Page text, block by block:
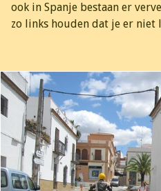
ook in Spanje bestaan er
zo links houden dat je er niet